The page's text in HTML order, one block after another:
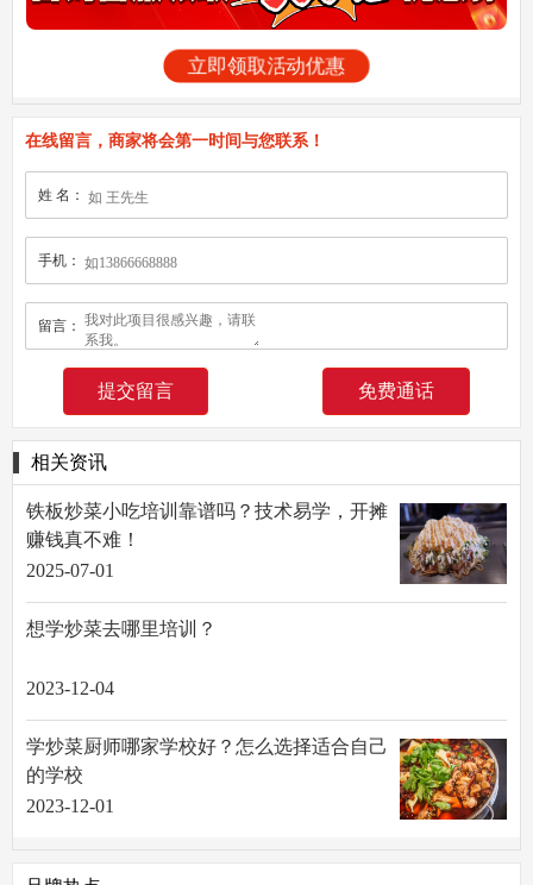
立即领取活动优惠
在线留言，商家将会第一时间与您联系！
姓 名：
手机：
留言：
免费通话
相关资讯
铁板炒菜小吃培训靠谱吗？技术易学，开摊
赚钱真不难！
2025-07-01
想学炒菜去哪里培训？
2023-12-04
学炒菜厨师哪家学校好？怎么选择适合自己
的学校
2023-12-01